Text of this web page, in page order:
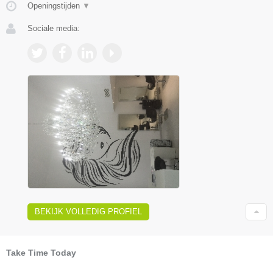
Openingstijden ▼
Sociale media:
BEKIJK VOLLEDIG PROFIEL
Take Time Today